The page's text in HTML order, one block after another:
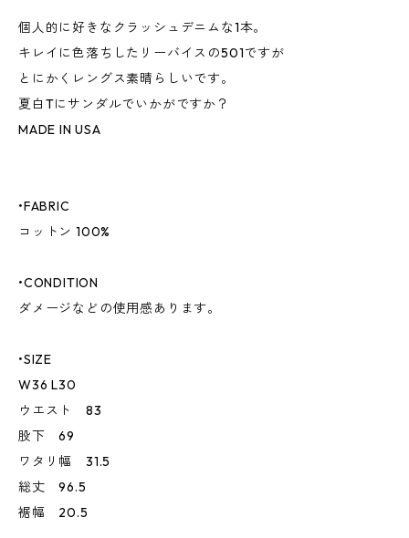
個人的に好きなクラッシュデニムな1本。
キレイに色落ちしたリーバイスの501ですが
とにかくレングス素晴らしいです。
夏白Tにサンダルでいかがですか？
MADE IN USA
•FABRIC
コットン 100%
•CONDITION
ダメージなどの使用感あります。
•SIZE
W36 L30
ウエスト 83
股下 69
ワタリ幅 31.5
総丈 96.5
裾幅 20.5